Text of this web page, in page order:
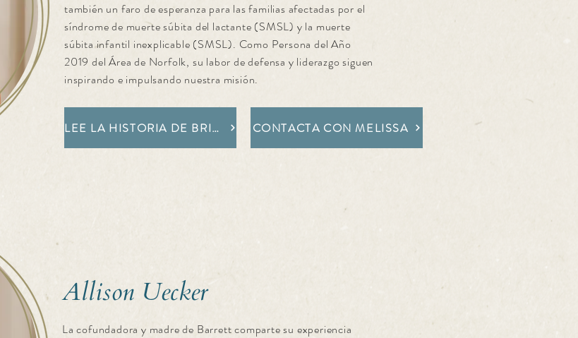
CONTACTA CON MELISSA
también un faro de esperanza para las familias afectadas por el
síndrome de muerte súbita del lactante (SMSL) y la muerte
súbita infantil inexplicable (SMSL). Como Persona del Año
2019 del Área de Norfolk, su labor de defensa y liderazgo siguen
inspirando e impulsando nuestra misión.
LEE LA HISTORIA DE BRIGGS
Allison Uecker
La cofundadora y madre de Barrett comparte su experiencia